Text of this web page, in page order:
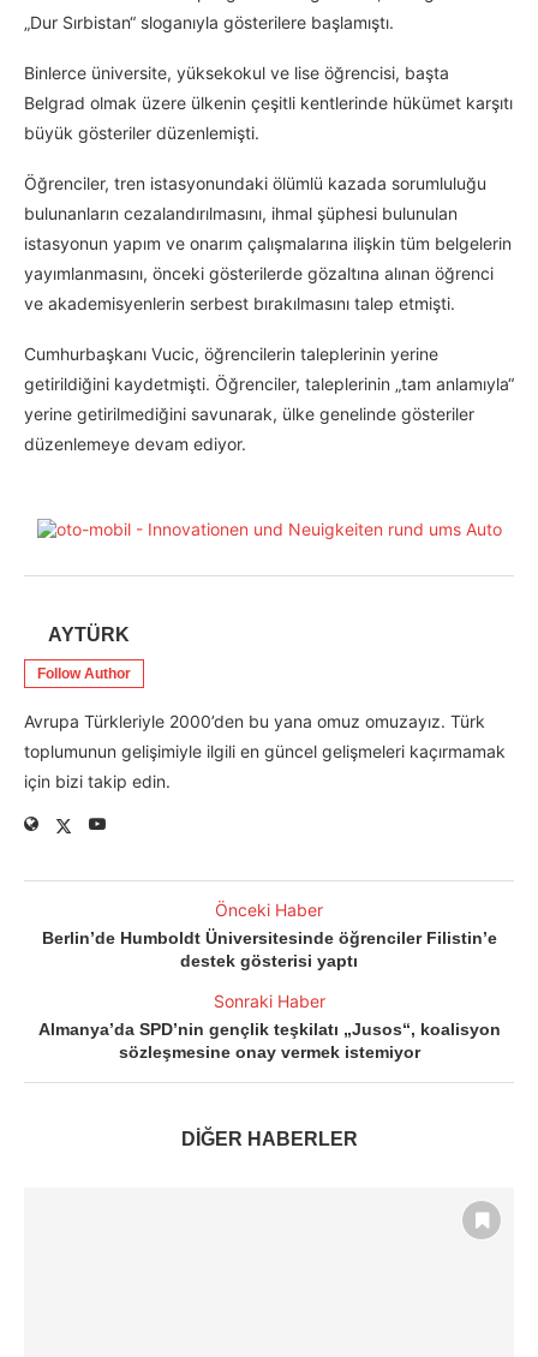
„Dur Sırbistan“ sloganıyla gösterilere başlamıştı.
Binlerce üniversite, yüksekokul ve lise öğrencisi, başta
Belgrad olmak üzere ülkenin çeşitli kentlerinde hükümet karşıtı
büyük gösteriler düzenlemişti.
Öğrenciler, tren istasyonundaki ölümlü kazada sorumluluğu
bulunanların cezalandırılmasını, ihmal şüphesi bulunulan
istasyonun yapım ve onarım çalışmalarına ilişkin tüm belgelerin
yayımlanmasını, önceki gösterilerde gözaltına alınan öğrenci
ve akademisyenlerin serbest bırakılmasını talep etmişti.
Cumhurbaşkanı Vucic, öğrencilerin taleplerinin yerine
getirildiğini kaydetmişti. Öğrenciler, taleplerinin „tam anlamıyla“
yerine getirilmediğini savunarak, ülke genelinde gösteriler
düzenlemeye devam ediyor.
AYTÜRK
Follow Author
Avrupa Türkleriyle 2000’den bu yana omuz omuzayız. Türk
toplumunun gelişimiyle ilgili en güncel gelişmeleri kaçırmamak
için bizi takip edin.
Önceki Haber
Berlin’de Humboldt Üniversitesinde öğrenciler Filistin’e
destek gösterisi yaptı
Sonraki Haber
Almanya’da SPD’nin gençlik teşkilatı „Jusos“, koalisyon
sözleşmesine onay vermek istemiyor
DİĞER HABERLER